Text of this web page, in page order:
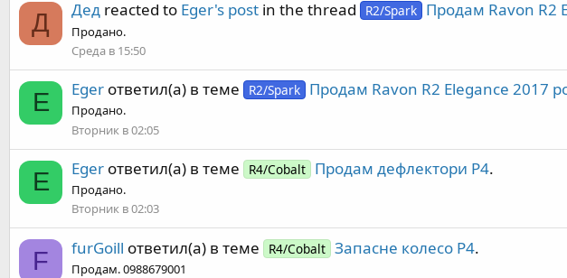
Д Дед reacted to Eger's post in the thread R2/Spark Продам Ravon R2
Продано.
Среда в 15:50
E Eger ответил(а) в теме R2/Spark Продам Ravon R2 Elegance 2017
Продано.
Вторник в 02:05
E Eger ответил(а) в теме R4/Cobalt Продам дефлектори Р4.
Продано.
Вторник в 02:03
F furGoill ответил(а) в теме R4/Cobalt Запасне колесо Р4.
Продам. 0988679001